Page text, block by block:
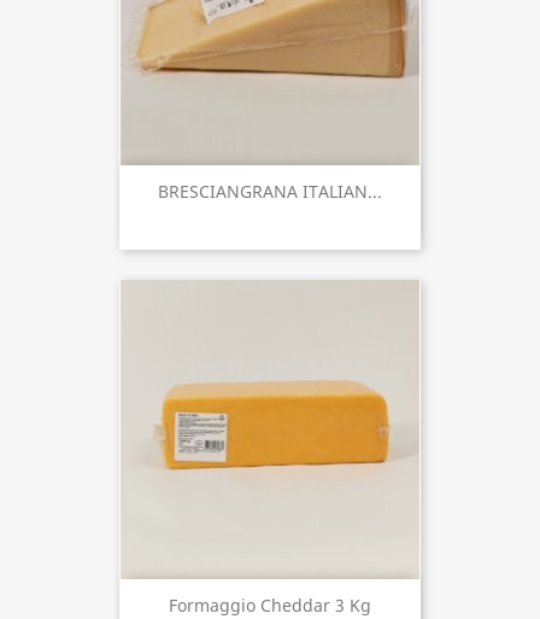
BRESCIANGRANA ITALIAN...
Formaggio Cheddar 3 Kg